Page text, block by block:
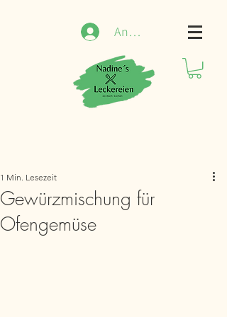
Anmelden
Gewürzmischung für
Ofengemüse
1 Min. Lesezeit